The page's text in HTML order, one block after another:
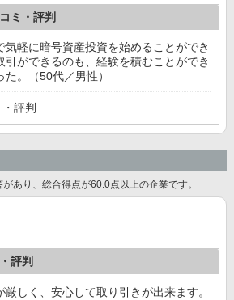
ミ・評判
気軽に暗号資産投資を始めることができ
引ができるのも、経験を積むことができ
。（50代／男性）
評判
あり、総合得点が60.0点以上の企業です。
評判
厳しく、安心して取り引きが出来ます。